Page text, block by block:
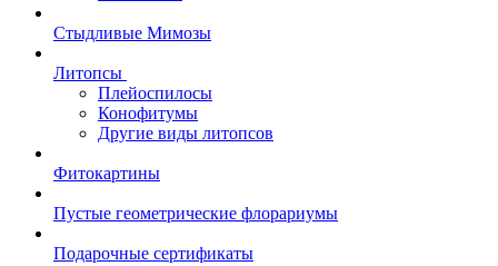
Стыдливые Мимозы
Литопсы
Плейоспилосы
Конофитумы
Другие виды литопсов
Фитокартины
Пустые геометрические флорариумы
Подарочные сертификаты